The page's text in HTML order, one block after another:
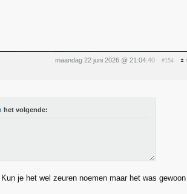
maandag 22 juni 2026 @ 21:04:40 #154
het volgende:
je het wel zeuren noemen maar het was gewoon